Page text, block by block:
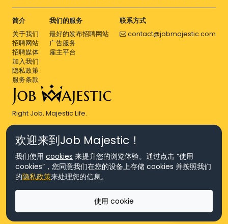
简介
关于我们
招聘网站
招聘媒体
加入我们
隐私政策
服务条款
我们的服务
最好的发布招聘网站
广告服务
雇主平台
联系方式
contact@jobmajestic.com
Right Job, Majestic Life.
© Copyright 2026 Agensi Pekerjaan JEV Management Sdn. Bhd.,
registered in Malaysia (Company No: 201701016948 (1231113-U), EA
(Company No: 201701037852 (1252023-X))
版权所有
欢迎来到Job Majestic！
我们使用 cookies 来提升您的浏览体验。通过点击 “使用
cookies”，您同意我们在您的设备上存储 cookies 并按照我们
的隐私政策来处理您的信息。
使用 cookie